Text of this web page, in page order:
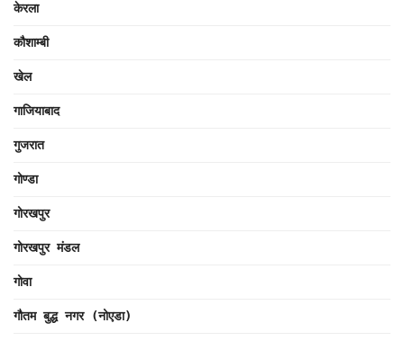
केरला
कौशाम्बी
खेल
गाजियाबाद
गुजरात
गोण्डा
गोरखपुर
गोरखपुर मंडल
गोवा
गौतम बुद्ध नगर (नोएडा)